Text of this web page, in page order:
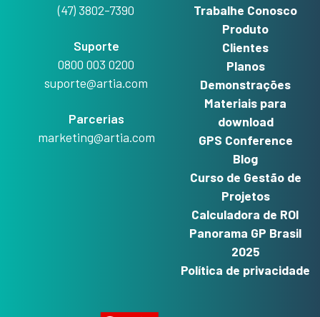
(47) 3802-7390
Suporte
0800 003 0200
suporte@artia.com
Parcerias
marketing@artia.com
Trabalhe Conosco
Produto
Clientes
Planos
Demonstrações
Materiais para
download
GPS Conference
Blog
Curso de Gestão de
Projetos
Calculadora de ROI
Panorama GP Brasil
2025
Política de privacidade